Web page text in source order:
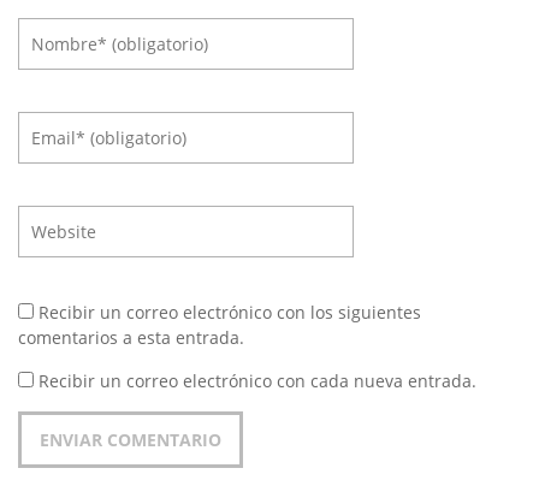
Recibir un correo electrónico con los siguientes
comentarios a esta entrada.
Recibir un correo electrónico con cada nueva entrada.